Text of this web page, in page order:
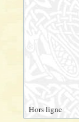
Hors ligne